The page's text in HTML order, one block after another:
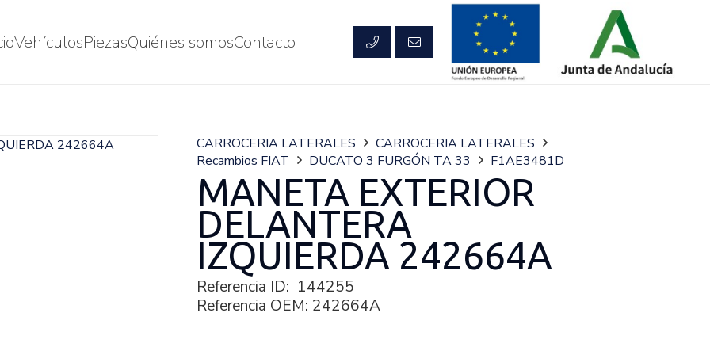
VehículosPiezasQuiénes somosContacto
CARROCERIA LATERALES
CARROCERIA LATERALES
Recambios FIAT
DUCATO 3 FURGÓN TA 33 F1AE3481D
MANETA EXTERIOR
DELANTERA
IZQUIERDA 242664A
Referencia ID: 144255
Referencia OEM: 242664A